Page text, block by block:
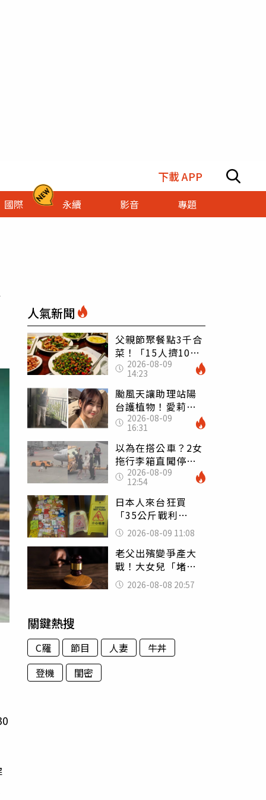
下載 APP
國際 永續 影音 專題
人氣新聞
父親節聚餐點3千合
菜！「15人擠10人
桌」她餓到崩潰
網傻眼：讓店家看
笑話
2026-08-09
14:23
颱風天讓助理站陽
台護植物！愛莉莎
莎挨轟 笑回：他
不會被吹出去
2026-08-09
16:31
以為在搭公車？2女
拖行李箱直闖停機
坪「揮手攔機」
荒謬影片曝網傻眼
2026-08-09
12:54
日本人來台狂買
「35公斤戰利
品」 連拜拜用紅
盤、「小心地滑」
告示牌也帶回家
2026-08-09 11:08
老父出殯變爭產大
戰！大女兒「堵門
鎖靈堂」討千萬
法院判決出爐
2026-08-08 20:57
關鍵熱搜
C羅 節目 人妻
牛丼
登機
閨密